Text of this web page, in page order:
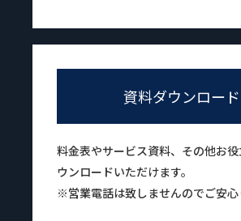
資料ダウンロード
料金表やサービス資料、その他お
ウンロードいただけます。
※営業電話は致しませんのでご安心